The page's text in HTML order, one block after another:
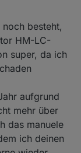
besteht,
HM-LC-
super, da ich
aufgrund
mehr über
das manuele
ich deinen